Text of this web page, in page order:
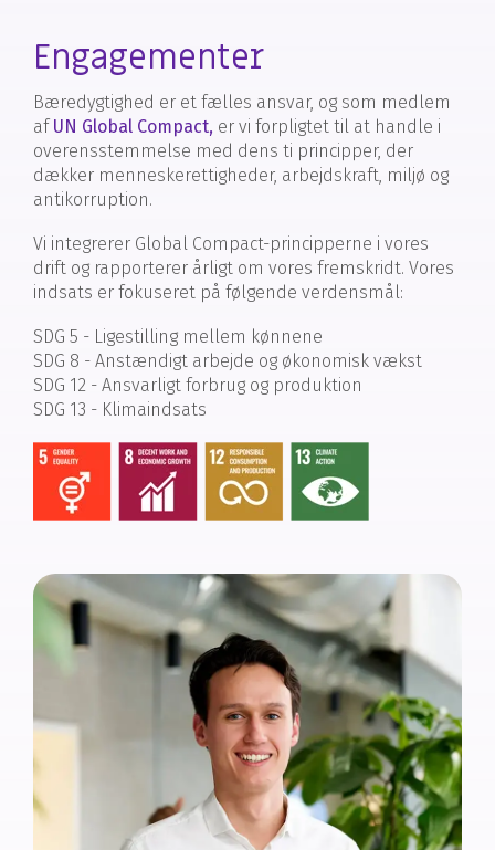
Engagementer
Bæredygtighed er et fælles ansvar, og som medlem
af UN Global Compact, er vi forpligtet til at handle i
overensstemmelse med dens ti principper, der
dækker menneskerettigheder, arbejdskraft, miljø og
antikorruption.
Vi integrerer Global Compact-principperne i vores
drift og rapporterer årligt om vores fremskridt. Vores
indsats er fokuseret på følgende verdensmål:
SDG 5 - Ligestilling mellem kønnene
SDG 8 - Anstændigt arbejde og økonomisk vækst
SDG 12 - Ansvarligt forbrug og produktion
SDG 13 - Klimaindsats